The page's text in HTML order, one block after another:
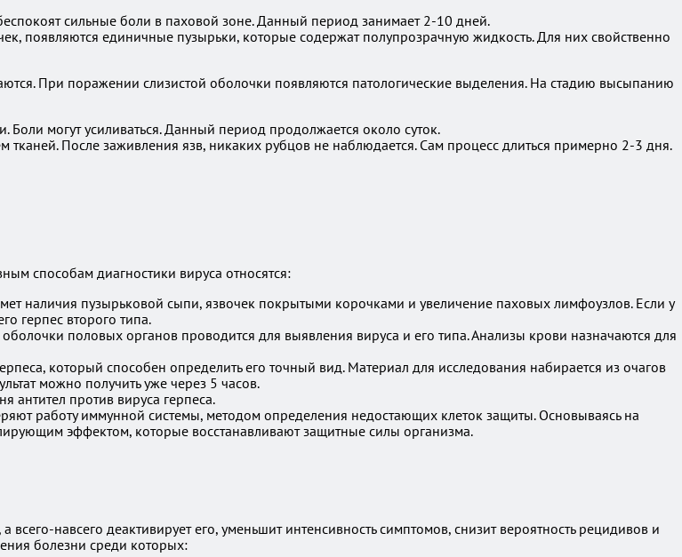
сильные боли в паховой зоне. Данный период занимает 2-10 дней.
появляются единичные пузырьки, которые содержат полупрозрачную жидкость. Для них свойственно
При поражении слизистой оболочки появляются патологические выделения. На стадию высыпанию
могут усиливаться. Данный период продолжается около суток.
После заживления язв, никаких рубцов не наблюдается. Сам процесс длиться примерно 2-3 дня.
способам диагностики вируса относятся:
наличия пузырьковой сыпи, язвочек покрытыми корочками и увеличение паховых лимфоузлов. Если у
герпес второго типа.
половых органов проводится для выявления вируса и его типа. Анализы крови назначаются для
который способен определить его точный вид. Материал для исследования набирается из очагов
можно получить уже через 5 часов.
антител против вируса герпеса.
работу иммунной системы, методом определения недостающих клеток защиты. Основываясь на
эффектом, которые восстанавливают защитные силы организма.
навсего деактивирует его, уменьшит интенсивность симптомов, снизит вероятность рецидивов и
болезни среди которых: